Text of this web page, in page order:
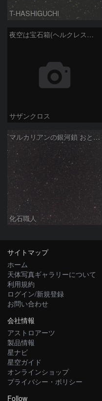
T-HASHIGUCHI
夜空は宝石箱(ヘルクレス座 M13) Seestar50
サザンクロス
マルカリアンの銀河鎖 おとめ座・ かみのけ座の銀河
化石職人
サイトマップ
ホーム
天体写真ギャラリーについて
利用規約
ログイン/新規登録
お問い合わせ
会社情報
アストロアーツ
製品情報
星ナビ
星空ガイド
オンラインショップ
プライバシー・ポリシー
Follow